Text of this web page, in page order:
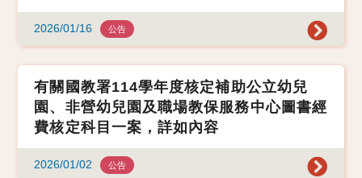
2026/01/16 公告
有關國教署114學年度核定補助公立幼兒
園、非營幼兒園及職場教保服務中心圖書經
費核定科目一案，詳如內容
2026/01/02 公告